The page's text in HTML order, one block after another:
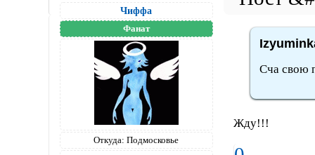
Чиффа
Фанат
Откуда: Подмосковье
Сча свою
Жду!!!